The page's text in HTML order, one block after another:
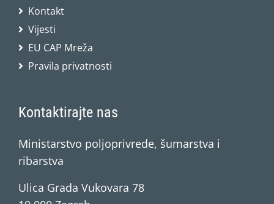
Kontakt
Vijesti
EU CAP Mreža
Pravila privatnosti
Kontaktirajte nas
Ministarstvo poljoprivrede, šumarstva i
ribarstva
Ulica Grada Vukovara 78